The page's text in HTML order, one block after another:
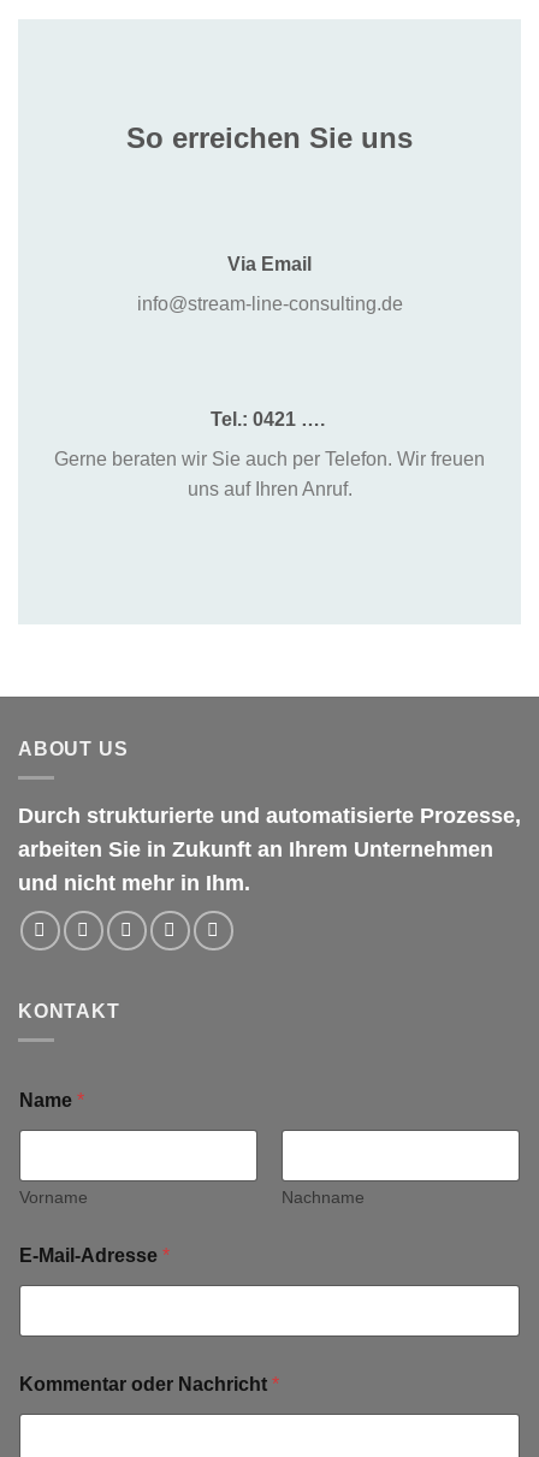
So erreichen Sie uns
Via Email
info@stream-line-consulting.de
Tel.: 0421 ….
Gerne beraten wir Sie auch per Telefon. Wir freuen
uns auf Ihren Anruf.
ABOUT US
Durch strukturierte und automatisierte Prozesse,
arbeiten Sie in Zukunft an Ihrem Unternehmen
und nicht mehr in Ihm.
KONTAKT
Name *
Vorname Nachname
E-Mail-Adresse *
Kommentar oder Nachricht *